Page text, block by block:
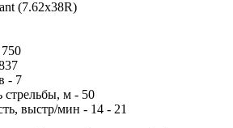
(7.62х38R)
- 7
стрельбы, м - 50
выстр/мин - 14 - 21